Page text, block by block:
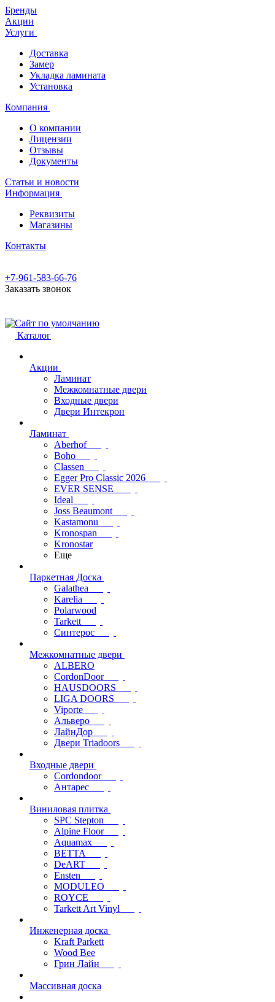
Бренды
Акции
Услуги
Доставка
Замер
Укладка ламината
Установка
Компания
О компании
Лицензии
Отзывы
Документы
Статьи и новости
Информация
Реквизиты
Магазины
Контакты
+7-961-583-66-76
Заказать звонок
Каталог
Акции
Ламинат
Межкомнатные двери
Входные двери
Двери Интекрон
Ламинат
Aberhof
Boho
Classen
Egger Pro Classic 2026
EVER SENSE
Ideal
Joss Beaumont
Kastamonu
Kronospan
Kronostar
Еще
Паркетная Доска
Galathea
Karelia
Polarwood
Tarkett
Синтерос
Межкомнатные двери
ALBERO
CordonDoor
HAUSDOORS
LIGA DOORS
Viporte
Альверо
ЛайнДор
Двери Triadoors
Входные двери
Cordondoor
Антарес
Виниловая плитка
SPC Stepton
Alpine Floor
Aquamax
BETTA
DeART
Ensten
MODULEO
ROYCE
Tarkett Art Vinyl
Инженерная доска
Kraft Parkett
Wood Bee
Грин Лайн
Массивная доска